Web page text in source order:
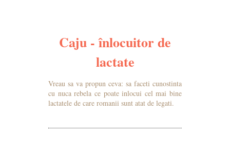
Caju - înlocuitor de
lactate
Vreau sa va propun ceva: sa faceti cunostinta
cu nuca rebela ce poate inlocui cel mai bine
lactatele de care romanii sunt atat de legati.